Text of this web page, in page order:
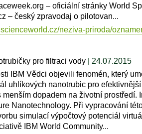
– oficiální stránky World
– český zpravodaj o pilotovan...
neziva-priroda/
pro filtraci vody| 24.07.2015
IBM Vědci objevili fenomén, který
uhlíkových nanotrubic pro
menším dopadem na životní prostředí.
Nanotechnology. Při vypracování
simulací výpočtový potenciál
IBM World Community...